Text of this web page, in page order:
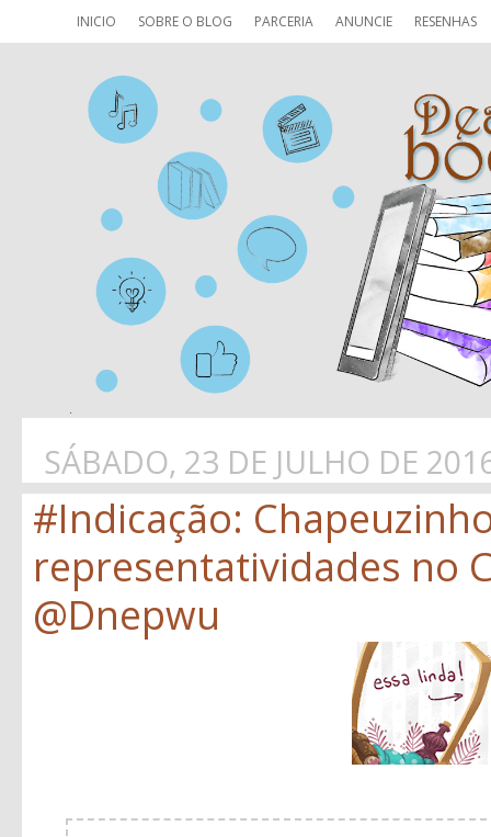
INICIO SOBRE O BLOG PARCERIA ANUNCIE RESENHAS
SÁBADO, 23 DE JULHO DE
#Indicação:
representatividades no
@Dnepwu